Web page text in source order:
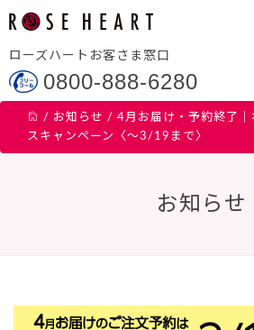
ローズハートお客さま窓口
0800-888-6280
/ お知らせ / 4月お届け・予約終了
スキャンペーン〈～3/19まで〉
お知らせ